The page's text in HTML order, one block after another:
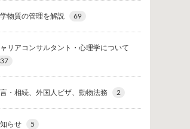
物質の管理を解説 69
リアコンサルタント・心理学について
37
・相続、外国人ビザ、動物法務 2
らせ 5